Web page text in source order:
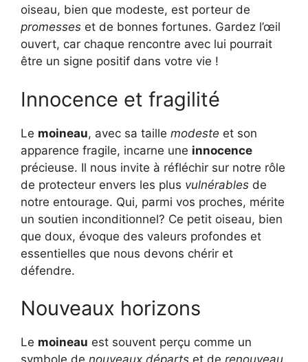
oiseau, bien que modeste, est porteur de
promesses et de bonnes fortunes. Gardez l’œil
ouvert, car chaque rencontre avec lui pourrait
être un signe positif dans votre vie !
Innocence et fragilité
Le moineau, avec sa taille modeste et son
apparence fragile, incarne une innocence
précieuse. Il nous invite à réfléchir sur notre rôle
de protecteur envers les plus vulnérables de
notre entourage. Qui, parmi vos proches, mérite
un soutien inconditionnel? Ce petit oiseau, bien
que doux, évoque des valeurs profondes et
essentielles que nous devons chérir et
défendre.
Nouveaux horizons
Le moineau est souvent perçu comme un